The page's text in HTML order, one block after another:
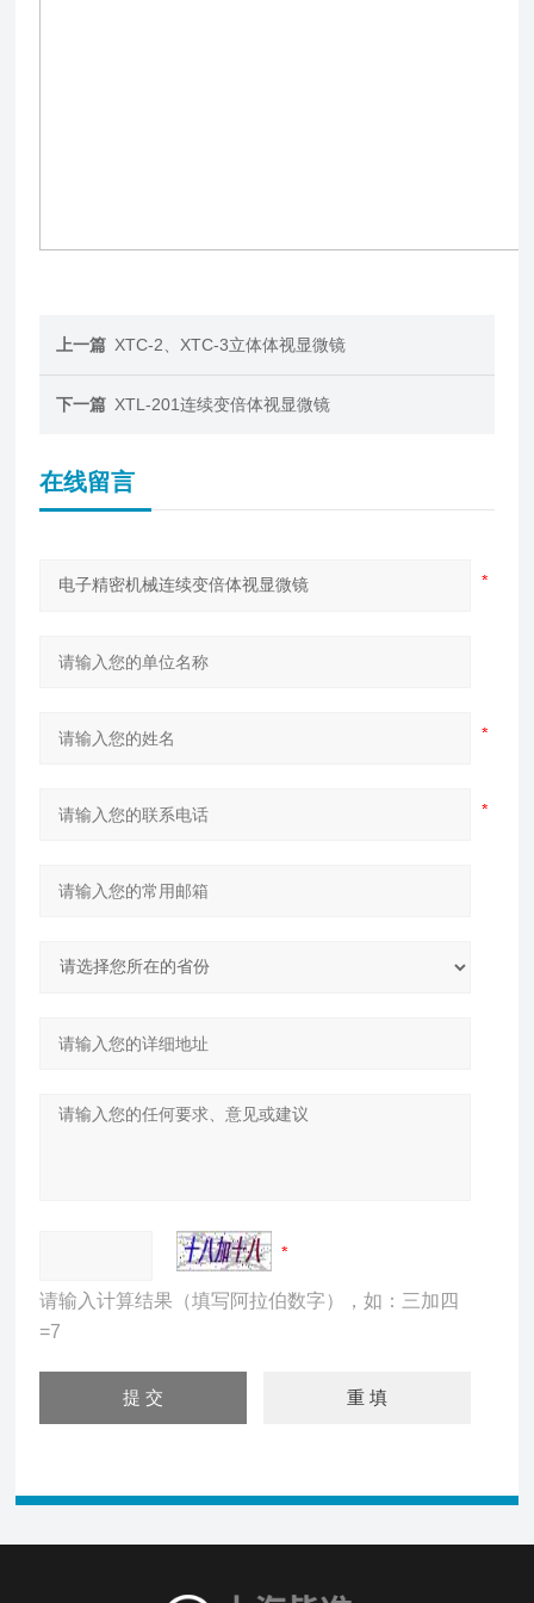
上一篇 XTC-2、XTC-3立体体视显微镜
下一篇 XTL-201连续变倍体视显微镜
在线留言
请输入计算结果（填写阿拉伯数字），如：三加四
=7